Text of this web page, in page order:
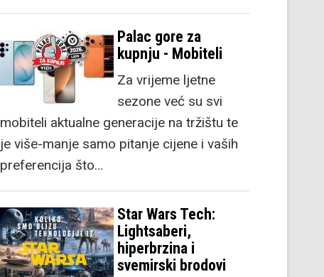
Palac gore za
kupnju - Mobiteli
Za vrijeme ljetne
sezone već su svi
mobiteli aktualne generacije na tržištu te
je više-manje samo pitanje cijene i vaših
preferencija što…
Star Wars Tech:
Lightsaberi,
hiperbrzina i
svemirski brodovi